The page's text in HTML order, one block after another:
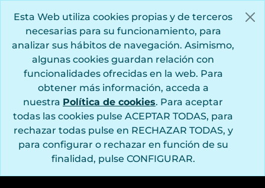
Esta Web utiliza cookies propias y de terceros
necesarias para su funcionamiento, para
analizar sus hábitos de navegación. Asimismo,
algunas cookies guardan relación con
funcionalidades ofrecidas en la web. Para
obtener más información, acceda a
nuestra Política de cookies. Para aceptar
todas las cookies pulse ACEPTAR TODAS, para
rechazar todas pulse en RECHAZAR TODAS, y
para configurar o rechazar en función de su
finalidad, pulse CONFIGURAR.